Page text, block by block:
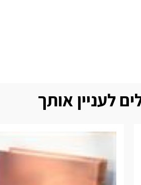
לעניין אותך